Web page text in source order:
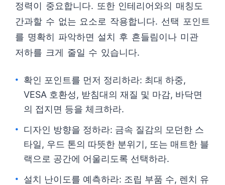
정력이 중요합니다. 또한 인테리어와의 매칭도
간과할 수 없는 요소로 작용합니다. 선택 포인트
를 명확히 파악하면 설치 후 흔들림이나 미관
저하를 크게 줄일 수 있습니다.
확인 포인트를 먼저 정리하라: 최대 하중,
VESA 호환성, 받침대의 재질 및 마감, 바닥면
의 접지면 등을 체크하라.
디자인 방향을 정하라: 금속 질감의 모던한 스
타일, 우드 톤의 따뜻한 분위기, 또는 매트한 블
랙으로 공간에 어울리도록 선택하라.
설치 난이도를 예측하라: 조립 부품 수, 렌치 유